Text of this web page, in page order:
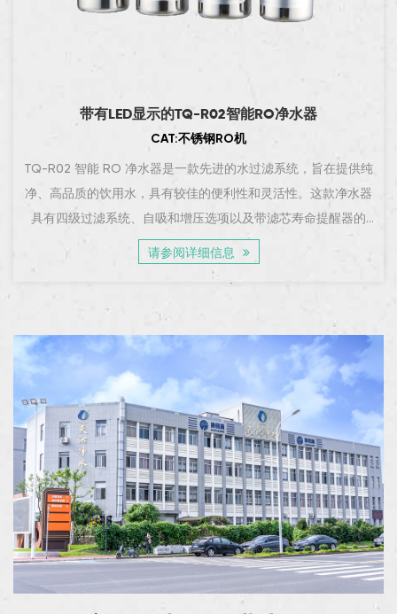
带有LED显示的TQ-R02智能RO净水器
CAT:不锈钢RO机
TQ-R02 智能 RO 净水器是一款先进的水过滤系统，旨在提供纯
净、高品质的饮用水，具有较佳的便利性和灵活性。这款净水器
具有四级过滤系统、自吸和增压选项以及带滤芯寿命提醒器的
LED 显示屏，为需要可靠净水的家庭或办公室提供了现代化的解
决方案。其光滑的不锈钢滤瓶和外壳确保耐用性和持久的高档外
请参阅详细信息